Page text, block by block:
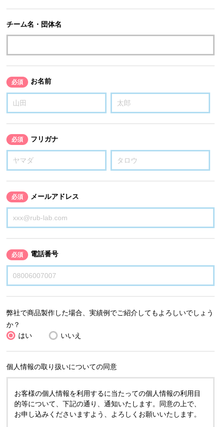
チーム名・団体名
必須 お名前
必須 フリガナ
必須 メールアドレス
必須 電話番号
弊社で商品製作した場合、実績例でご紹介してもよろしいでしょう
か？
はい
いいえ
個人情報の取り扱いについての同意
お客様の個人情報を利用するに当たっての個人情報の利用目
的等について、下記の通り、通知いたします。同意の上で、
お申し込みくださいますよう、よろしくお願いいたします。